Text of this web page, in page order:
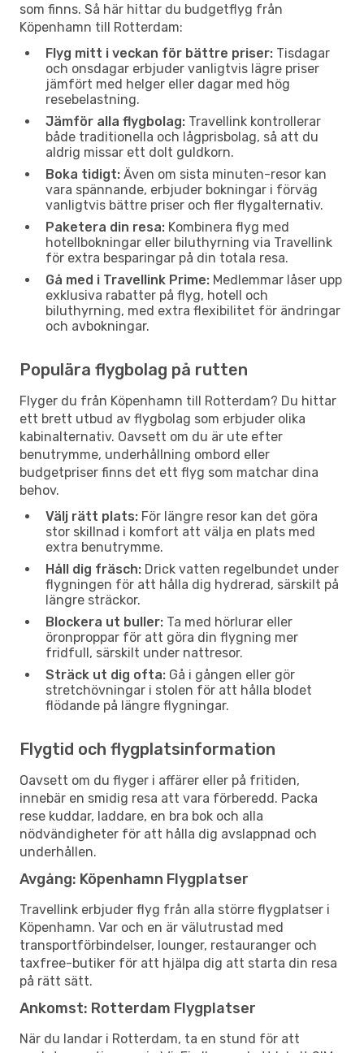
som finns. Så här hittar du budgetflyg från
Köpenhamn till Rotterdam:
Flyg mitt i veckan för bättre priser: Tisdagar
och onsdagar erbjuder vanligtvis lägre priser
jämfört med helger eller dagar med hög
resebelastning.
Jämför alla flygbolag: Travellink kontrollerar
både traditionella och lågprisbolag, så att du
aldrig missar ett dolt guldkorn.
Boka tidigt: Även om sista minuten-resor kan
vara spännande, erbjuder bokningar i förväg
vanligtvis bättre priser och fler flygalternativ.
Paketera din resa: Kombinera flyg med
hotellbokningar eller biluthyrning via Travellink
för extra besparingar på din totala resa.
Gå med i Travellink Prime: Medlemmar låser upp
exklusiva rabatter på flyg, hotell och
biluthyrning, med extra flexibilitet för ändringar
och avbokningar.
Populära flygbolag på rutten
Flyger du från Köpenhamn till Rotterdam? Du hittar
ett brett utbud av flygbolag som erbjuder olika
kabinalternativ. Oavsett om du är ute efter
benutrymme, underhållning ombord eller
budgetpriser finns det ett flyg som matchar dina
behov.
Välj rätt plats: För längre resor kan det göra
stor skillnad i komfort att välja en plats med
extra benutrymme.
Håll dig fräsch: Drick vatten regelbundet under
flygningen för att hålla dig hydrerad, särskilt på
längre sträckor.
Blockera ut buller: Ta med hörlurar eller
öronproppar för att göra din flygning mer
fridfull, särskilt under nattresor.
Sträck ut dig ofta: Gå i gången eller gör
stretchövningar i stolen för att hålla blodet
flödande på längre flygningar.
Flygtid och flygplatsinformation
Oavsett om du flyger i affärer eller på fritiden,
innebär en smidig resa att vara förberedd. Packa
rese kuddar, laddare, en bra bok och alla
nödvändigheter för att hålla dig avslappnad och
underhållen.
Avgång: Köpenhamn Flygplatser
Travellink erbjuder flyg från alla större flygplatser i
Köpenhamn. Var och en är välutrustad med
transportförbindelser, lounger, restauranger och
taxfree-butiker för att hjälpa dig att starta din resa
på rätt sätt.
Ankomst: Rotterdam Flygplatser
När du landar i Rotterdam, ta en stund för att